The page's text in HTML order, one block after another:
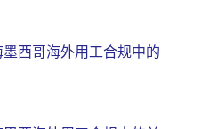
西哥海外用工合规中的